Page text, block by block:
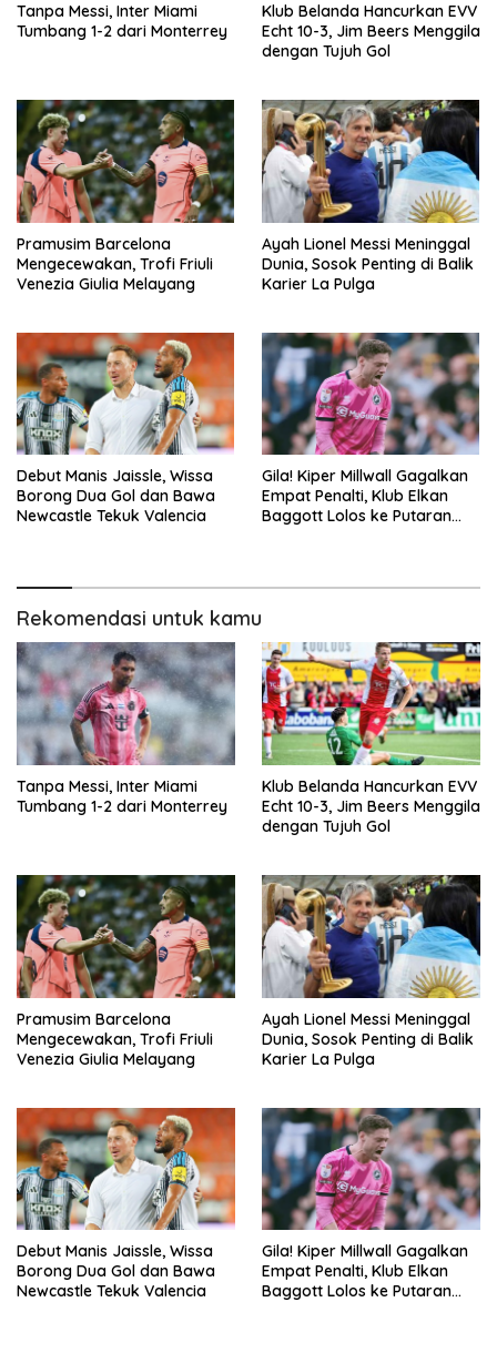
Tanpa Messi, Inter Miami
Tumbang 1-2 dari Monterrey
Klub Belanda Hancurkan EVV
Echt 10-3, Jim Beers Menggila
dengan Tujuh Gol
Pramusim Barcelona
Mengecewakan, Trofi Friuli
Venezia Giulia Melayang
Ayah Lionel Messi Meninggal
Dunia, Sosok Penting di Balik
Karier La Pulga
Debut Manis Jaissle, Wissa
Borong Dua Gol dan Bawa
Newcastle Tekuk Valencia
Gila! Kiper Millwall Gagalkan
Empat Penalti, Klub Elkan
Baggott Lolos ke Putaran
Rekomendasi untuk kamu
Tanpa Messi, Inter Miami
Tumbang 1-2 dari Monterrey
Klub Belanda Hancurkan EVV
Echt 10-3, Jim Beers Menggila
dengan Tujuh Gol
Pramusim Barcelona
Mengecewakan, Trofi Friuli
Venezia Giulia Melayang
Ayah Lionel Messi Meninggal
Dunia, Sosok Penting di Balik
Karier La Pulga
Debut Manis Jaissle, Wissa
Borong Dua Gol dan Bawa
Newcastle Tekuk Valencia
Gila! Kiper Millwall Gagalkan
Empat Penalti, Klub Elkan
Baggott Lolos ke Putaran